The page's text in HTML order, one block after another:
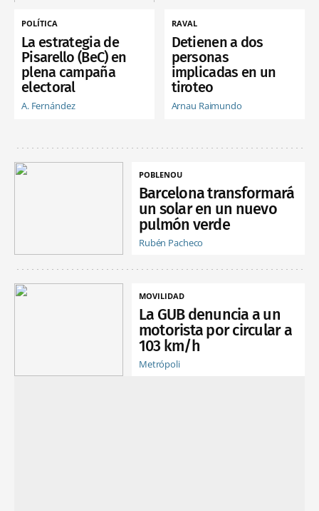
POLÍTICA
La estrategia de
Pisarello (BeC) en
plena campaña
electoral
A. Fernández
RAVAL
Detienen a dos
personas
implicadas en un
tiroteo
Arnau Raimundo
POBLENOU
Barcelona transformará
un solar en un nuevo
pulmón verde
Rubén Pacheco
MOVILIDAD
La GUB denuncia a un
motorista por circular a
103 km/h
Metrópoli